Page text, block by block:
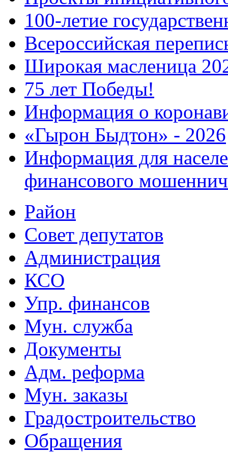
100-летие
Всероссийская
Широкая масленица
75 лет Победы!
Информация о
«Гырон Быдтон» - 2026
Информация для
финансового
Район
Совет депутатов
Администрация
КСО
Упр. финансов
Мун. служба
Документы
Адм. реформа
Мун. заказы
Градостроительство
Обращения